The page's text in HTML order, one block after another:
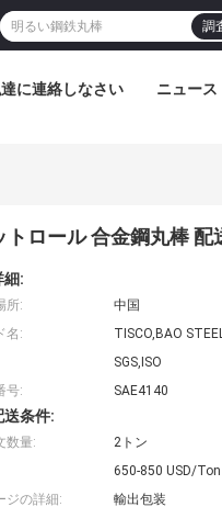
調
に連絡しなさい ニュース
ロール 合金鋼丸棒 配
細:
所:
中国
名:
TISCO,BAO
SGS,ISO
号:
SAE4140
送条件:
数量:
2トン
650-850 USD/Ton
ジの詳細:
輸出包装